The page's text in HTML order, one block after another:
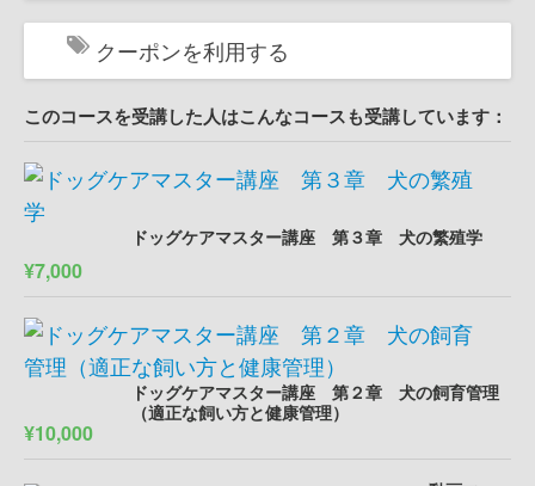
クーポンを利用する
このコースを受講した人はこんなコースも受講しています：
ドッグケアマスター講座 第３章 犬の繁殖学
¥7,000
ドッグケアマスター講座 第２章 犬の飼育管理
（適正な飼い方と健康管理）
¥10,000